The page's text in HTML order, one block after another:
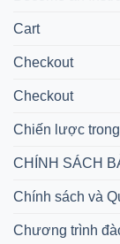
Cart
Checkout
Checkout
Chiến lược
CHÍNH SÁCH
Chính sách và
Chương trình